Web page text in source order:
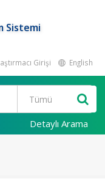
Sistemi
Girişi English
Detaylı Arama